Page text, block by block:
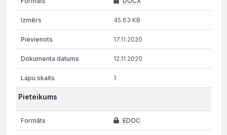
45.63 KB
17.11.2020
12.11.2020
1
Pieteikums
EDOC